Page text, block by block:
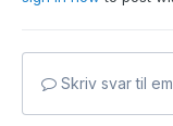
Skriv svar til